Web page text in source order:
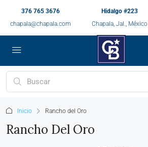
376 765 3676
chapala@chapala.com
Hidalgo #223
Chapala, Jal., México
Inicio Rancho del Oro
Rancho Del Oro